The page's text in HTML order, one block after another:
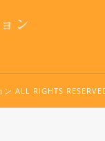
ALL RIGHTS